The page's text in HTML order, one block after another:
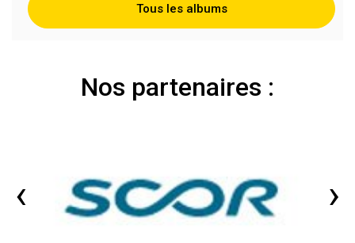
Tous les albums
Nos partenaires :
‹ ›